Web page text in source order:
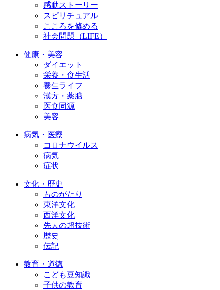
感動ストーリー
スピリチュアル
こころを修める
社会問題（LIFE）
健康・美容
ダイエット
栄養・食生活
養生ライフ
漢方・薬膳
医食同源
美容
病気・医療
コロナウイルス
病気
症状
文化・歴史
ものがたり
東洋文化
西洋文化
先人の超技術
歴史
伝記
教育・道徳
こども豆知識
子供の教育